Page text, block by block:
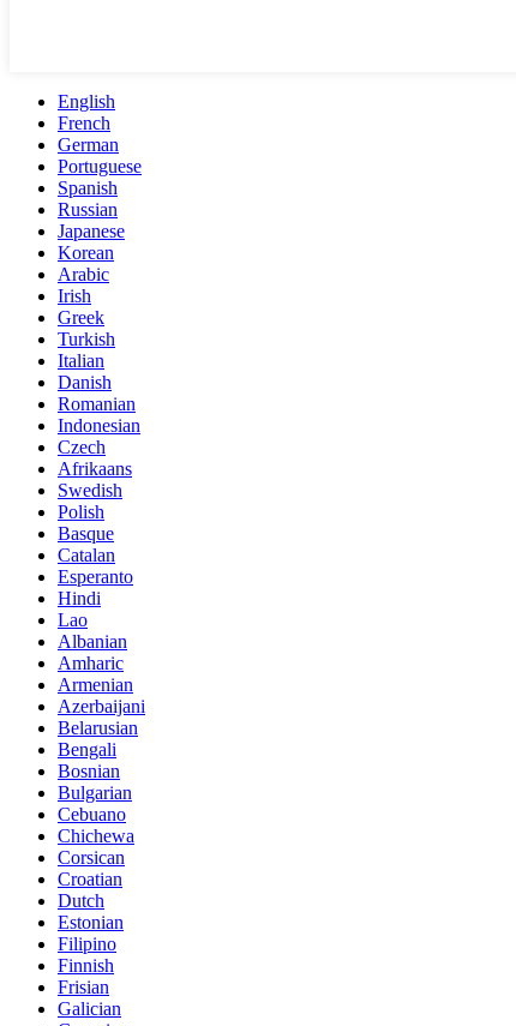
English
French
German
Portuguese
Spanish
Russian
Japanese
Korean
Arabic
Irish
Greek
Turkish
Italian
Danish
Romanian
Indonesian
Czech
Afrikaans
Swedish
Polish
Basque
Catalan
Esperanto
Hindi
Lao
Albanian
Amharic
Armenian
Azerbaijani
Belarusian
Bengali
Bosnian
Bulgarian
Cebuano
Chichewa
Corsican
Croatian
Dutch
Estonian
Filipino
Finnish
Frisian
Galician